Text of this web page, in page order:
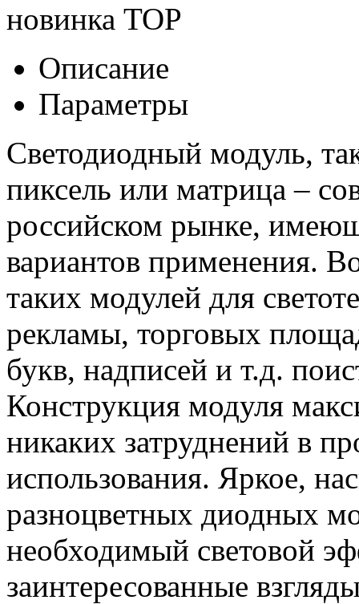
новинка TOP
Описание
Параметры
Светодиодный модуль,
пиксель или матрица –
российском рынке,
вариантов применения.
таких модулей для
рекламы, торговых
букв, надписей и т.д.
Конструкция модуля
никаких затруднений в
использования. Яркое,
разноцветных диодных
необходимый световой
заинтересованные